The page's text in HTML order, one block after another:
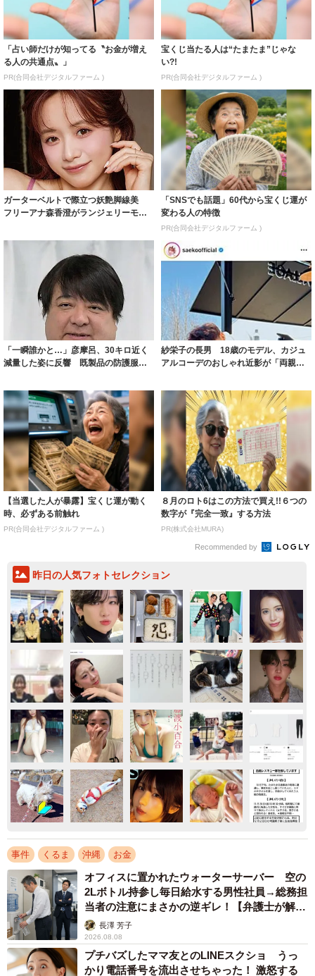
「占い師だけが知ってる〝お金が増え
る人の共通点〟」
PR(合同会社デジタルファーム )
宝くじ当たる人は“たまたま”じゃな
い?!
PR(合同会社デジタルファーム )
ガーターベルトで際立つ妖艶脚線美
フリーアナ森香澄がランジェリーモデ
「SNSでも話題」60代から宝くじ運が
変わる人の特徴
PR(合同会社デジタルファーム )
「一瞬誰かと…」彦摩呂、30キロ近く
減量した姿に反響 既製品の防護服が
紗栄子の長男 18歳のモデル、カジュ
アルコーデのおしゃれ近影が「両親の
【当選した人が暴露】宝くじ運が動く
時、必ずある前触れ
PR(合同会社デジタルファーム )
８月のロト6はこの方法で買え!!６つの
数字が『完全一致』する方法
PR(株式会社MURA)
Recommended by
昨日の人気フォトセレクション
事件 くるま 沖縄 お金
オフィスに置かれたウォーターサーバー 空の
2Lボトル持参し毎日給水する男性社員→総務担
当者の注意にまさかの逆ギレ！【弁護士が解
説】長澤 芳子
2026.08.08
プチバズしたママ友とのLINEスクショ うっ
かり電話番号を流出させちゃった！ 激怒する